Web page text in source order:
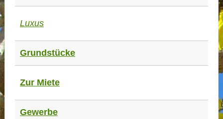
Luxus
Grundstücke
Zur Miete
Gewerbe